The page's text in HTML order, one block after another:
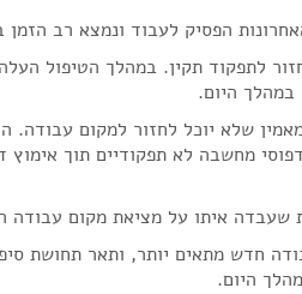
לתפקוד תקין. במהלך הטיפול
היום.
שלא יוכל לחזור למקום עבודה.
מחשבה לא תפקודיים תוך אימוץ
איתו על מציאת מקום עבודה
חדש מתאים יותר, ותאר תחושת
היום.